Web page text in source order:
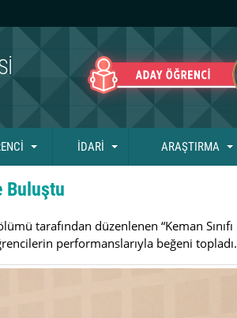
İDARİ ARAŞTIRMA
Buluştu
tarafından düzenlenen “Keman
performanslarıyla beğeni topladı.